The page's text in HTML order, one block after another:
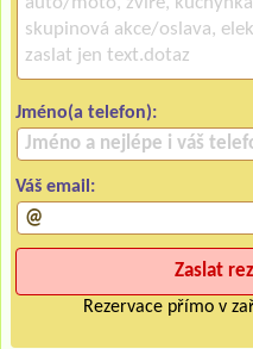
Jméno(a telefon):
Váš email:
Rezervace přímo v